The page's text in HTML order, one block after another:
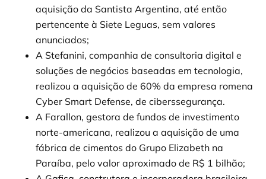
aquisição da Santista Argentina, até então
pertencente à Siete Leguas, sem valores
anunciados;
A Stefanini, companhia de consultoria digital e
soluções de negócios baseadas em tecnologia,
realizou a aquisição de 60% da empresa romena
Cyber Smart Defense, de ciberssegurança.
A Farallon, gestora de fundos de investimento
norte-americana, realizou a aquisição de uma
fábrica de cimentos do Grupo Elizabeth na
Paraíba, pelo valor aproximado de R$ 1 bilhão;